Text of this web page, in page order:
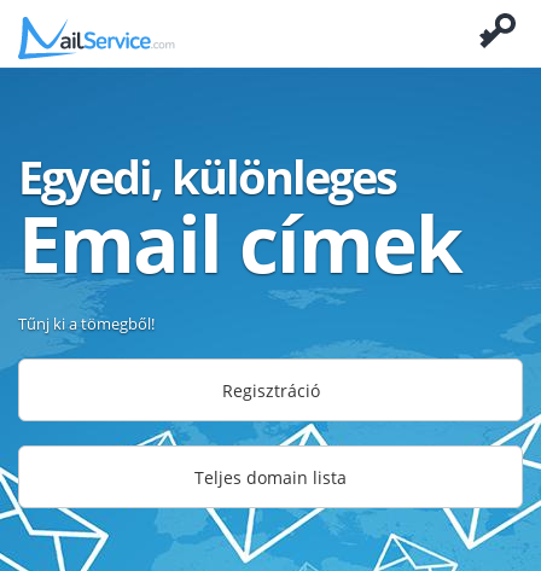
Egyedi, különleges
Email címek
Tűnj ki a tömegből!
Regisztráció
Teljes domain lista